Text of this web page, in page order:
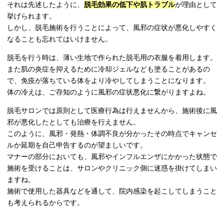
それは先述したように、 脱毛効果の低下や肌トラブルが理由として
挙げられます。
しかし、脱毛施術を行うことによって、風邪の症状が悪化しやすく
なることも忘れてはいけません。
脱毛を行う時は、薄い生地で作られた脱毛用の衣服を着用します。
また肌の炎症を抑えるために冷却ジェルなども塗ることがあるの
で、免疫が落ちている体をより冷やしてしまうことになります。
体の冷えは、ご存知のように風邪の症状悪化に繋がりますよね。
脱毛サロンでは原則として医療行為は行えませんから、施術後に風
邪が悪化したとしても治療を行えません。
このように、風邪・発熱・体調不良が分かったその時点でキャンセ
ルか延期を自己申告するのが望ましいです。
マナーの部分においても、風邪やインフルエンザにかかった状態で
施術を受けることは、サロンやクリニック側に迷惑を掛けてしまい
ますね。
施術で使用した器具などを通して、院内感染を起こしてしまうこと
も考えられるからです。